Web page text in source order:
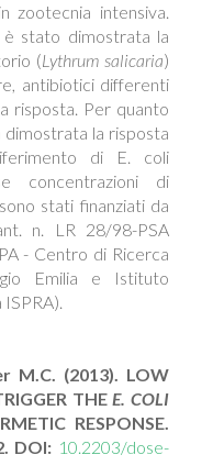
zootecnia intensiva.
è stato dimostrata la
(Lythrum salicaria)
antibiotici differenti
risposta. Per quanto
dimostrata la risposta
di E. coli
concentrazioni di
stati finanziati da
n. LR 28/98-PSA
- Centro di Ricerca
Emilia e Istituto
M.C. (2013). LOW
THEE. COLI
RESPONSE.
DOI: 10.2203/dose-